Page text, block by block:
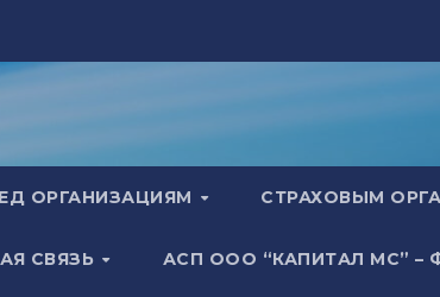
ОРГАНИЗАЦИЯМ СТРАХОВЫМ
СВЯЗЬ АСП ООО “КАПИТАЛ МС” –